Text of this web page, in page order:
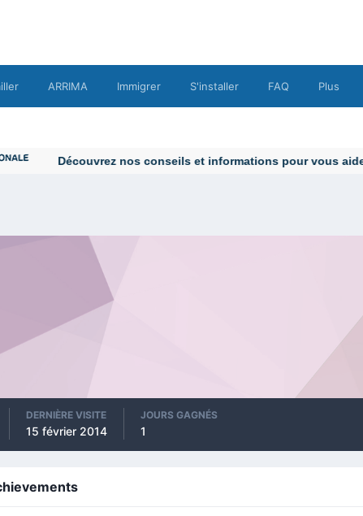
ARRIMA Immigrer S'installer FAQ Plus
Découvrez nos conseils et informations pour vous
DERNIÈRE VISITE
15 février 2014
JOURS GAGNÉS
1